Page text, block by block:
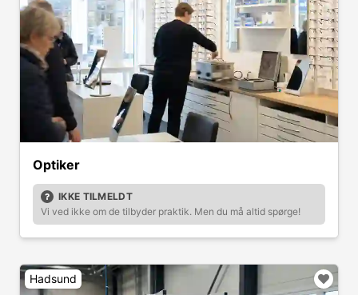
Optiker
IKKE TILMELDT
Vi ved ikke om de tilbyder praktik. Men du må altid spørge!
Hadsund